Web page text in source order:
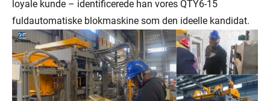
loyale kunde – identificerede han vores QTY6-15
fuldautomatiske blokmaskine som den ideelle kandidat.